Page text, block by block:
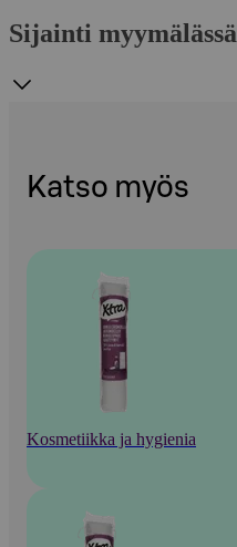
Sijainti myymälässä
Katso myös
Kosmetiikka ja hygienia